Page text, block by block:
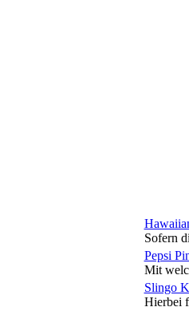
Sofern
Pepsi
Mit
Slingo
Hierbei